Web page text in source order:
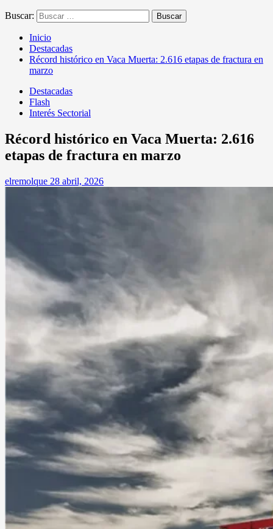
Buscar:
Inicio
Destacadas
Récord histórico en Vaca Muerta: 2.616 etapas de fractura en
marzo
Destacadas
Flash
Interés Sectorial
Récord histórico en Vaca Muerta: 2.616
etapas de fractura en marzo
elremolque 28 abril, 2026